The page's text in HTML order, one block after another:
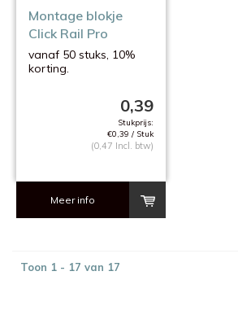
Montage blokje
Click Rail Pro
vanaf 50 stuks, 10%
korting.
0,39
Stukprijs:
€0,39 / Stuk
(0,47 Incl. btw)
Meer info
Toon 1 - 17 van 17